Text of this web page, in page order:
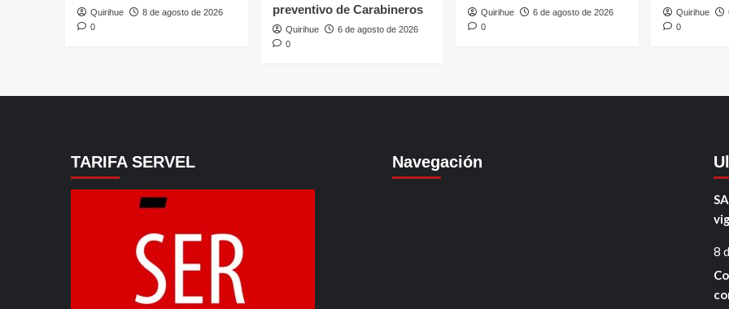
Quirihue
8 de agosto de 2026
0
preventivo de Carabineros
Quirihue
6 de agosto de 2026
0
Quirihue
6 de agosto de 2026
0
Quirihue
0
TARIFA SERVEL Navegación
8